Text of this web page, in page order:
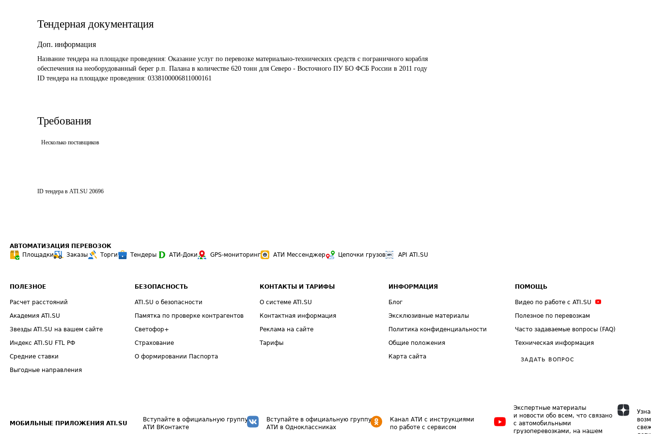
Тендерная документация
Доп. информация
Название тендера на площадке проведения: Оказание услуг по перевозке материально-технических средств с пограничного корабля
обеспечения на необорудованный берег р.п. Палана в количестве 620 тонн для Северо - Восточного ПУ БО ФСБ России в 2011 году
ID тендера на площадке проведения: 0338100006811000161
Требования
Несколько поставщиков
ID тендера в ATI.SU 20696
АВТОМАТИЗАЦИЯ ПЕРЕВОЗОК
Площадки
Заказы Торги Тендеры АТИ-Доки GPS-мониторинг АТИ Мессенджер Цепочки грузов API ATI.SU
ПОЛЕЗНОЕ
Расчет расстояний
Академия ATI.SU
Звезды ATI.SU на вашем сайте
Индекс ATI.SU FTL РФ
Средние ставки
Выгодные направления
БЕЗОПАСНОСТЬ
ATI.SU о безопасности
Памятка по проверке контрагентов
Светофор+
Страхование
О формировании Паспорта
КОНТАКТЫ И ТАРИФЫ
О системе ATI.SU
Контактная информация
Реклама на сайте
Тарифы
ИНФОРМАЦИЯ
Блог
Эксклюзивные материалы
Политика конфиденциальности
Общие положения
Карта сайта
ПОМОЩЬ
Видео по работе с ATI.SU
Полезное по перевозкам
Часто задаваемые вопросы (FAQ)
Техническая информация
ЗАДАТЬ ВОПРОС
МОБИЛЬНЫЕ ПРИЛОЖЕНИЯ ATI.SU
Вступайте в официальную группу
АТИ ВКонтакте
Вступайте в официальную группу
АТИ в Одноклассниках
Канал АТИ с инструкциями
по работе с сервисом
Экспертные материалы
и новости обо всем, что связано
с автомобильными
грузоперевозками, на нашем